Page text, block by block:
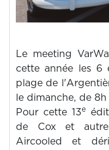
Le meeting
cette année les
plage de
le dimanche, de 8h
Pour cette 13e
de Cox et
Aircooled et